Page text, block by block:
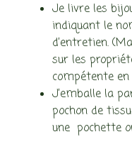
Je livre les
indiquant le
d’entretien.
sur les
compétente
J’emballe la
pochon de
une pochette